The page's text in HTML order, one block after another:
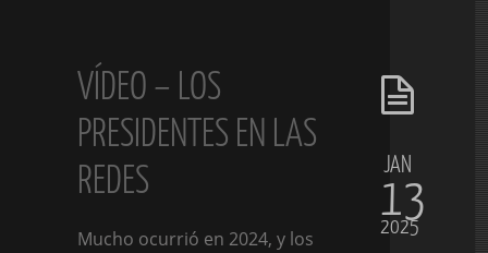
VÍDEO – LOS
PRESIDENTES EN LAS
REDES
Mucho ocurrió en 2024, y los
JAN
13
2025